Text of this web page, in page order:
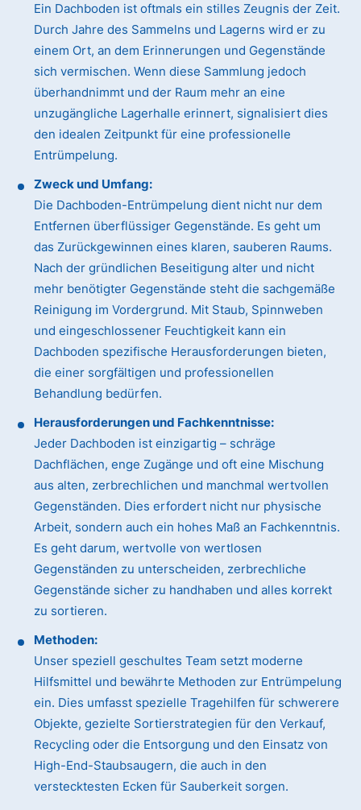
Ein Dachboden ist oftmals ein stilles Zeugnis der Zeit.
Durch Jahre des Sammelns und Lagerns wird er zu
einem Ort, an dem Erinnerungen und Gegenstände
sich vermischen. Wenn diese Sammlung jedoch
überhandnimmt und der Raum mehr an eine
unzugängliche Lagerhalle erinnert, signalisiert dies
den idealen Zeitpunkt für eine professionelle
Entrümpelung.
Zweck und Umfang:
Die Dachboden-Entrümpelung dient nicht nur dem
Entfernen überflüssiger Gegenstände. Es geht um
das Zurückgewinnen eines klaren, sauberen Raums.
Nach der gründlichen Beseitigung alter und nicht
mehr benötigter Gegenstände steht die sachgemäße
Reinigung im Vordergrund. Mit Staub, Spinnweben
und eingeschlossener Feuchtigkeit kann ein
Dachboden spezifische Herausforderungen bieten,
die einer sorgfältigen und professionellen
Behandlung bedürfen.
Herausforderungen und Fachkenntnisse:
Jeder Dachboden ist einzigartig – schräge
Dachflächen, enge Zugänge und oft eine Mischung
aus alten, zerbrechlichen und manchmal wertvollen
Gegenständen. Dies erfordert nicht nur physische
Arbeit, sondern auch ein hohes Maß an Fachkenntnis.
Es geht darum, wertvolle von wertlosen
Gegenständen zu unterscheiden, zerbrechliche
Gegenstände sicher zu handhaben und alles korrekt
zu sortieren.
Methoden:
Unser speziell geschultes Team setzt moderne
Hilfsmittel und bewährte Methoden zur Entrümpelung
ein. Dies umfasst spezielle Tragehilfen für schwerere
Objekte, gezielte Sortierstrategien für den Verkauf,
Recycling oder die Entsorgung und den Einsatz von
High-End-Staubsaugern, die auch in den
verstecktesten Ecken für Sauberkeit sorgen.